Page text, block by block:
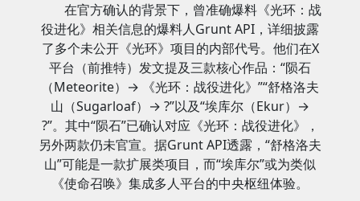
在官方确认的背景下，曾准确爆料《光环：战
役进化》相关信息的爆料人Grunt API，详细披露
了多个未公开《光环》项目的内部代号。他们在X
平台（前推特）发文提及三款核心作品：“陨石
（Meteorite）→ 《光环：战役进化》”“舒格洛夫
山（Sugarloaf）→ ?”以及“埃库尔（Ekur）→
?”。其中“陨石”已确认对应《光环：战役进化》，
另外两款仍未官宣。据Grunt API透露，“舒格洛夫
山”可能是一款扩展类项目，而“埃库尔”或为类似
《使命召唤》集成多人平台的中央枢纽体验。